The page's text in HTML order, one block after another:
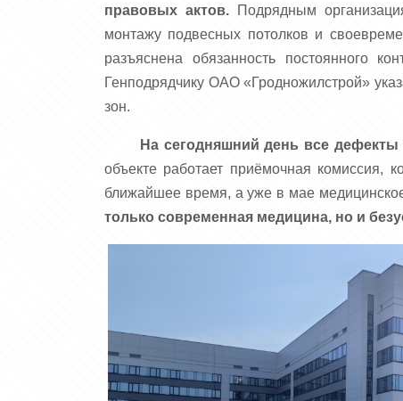
правовых актов. Подрядным
монтажу подвесных потолков и
разъяснена обязанность постоянного
Генподрядчику ОАО «Гродножилстрой»
зон.
На сегодняшний день все
объекте работает приёмочная комиссия,
ближайшее время, а уже в мае
только современная медицина, но и